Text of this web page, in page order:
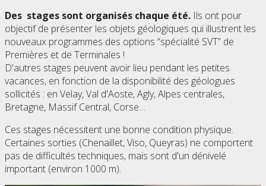
Des stages sont organisés chaque été. Ils ont pour
objectif de présenter les objets géologiques qui illustrent les
nouveaux programmes des options “spécialité SVT” de
Premières et de Terminales !
D'autres stages peuvent avoir lieu pendant les petites
vacances, en fonction de la disponibilité des géologues
sollicités : en Velay, Val d'Aoste, Agly, Alpes centrales,
Bretagne, Massif Central, Corse…
Ces stages nécessitent une bonne condition physique.
Certaines sorties (Chenaillet, Viso, Queyras) ne comportent
pas de difficultés techniques, mais sont d'un dénivelé
important (environ 1000 m).